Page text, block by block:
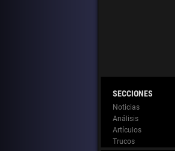
Noticias
Análisis
Artículos
Trucos